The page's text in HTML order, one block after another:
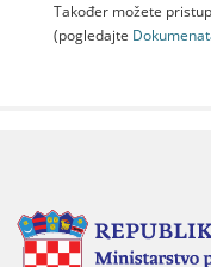
Također možete
(pogledajte